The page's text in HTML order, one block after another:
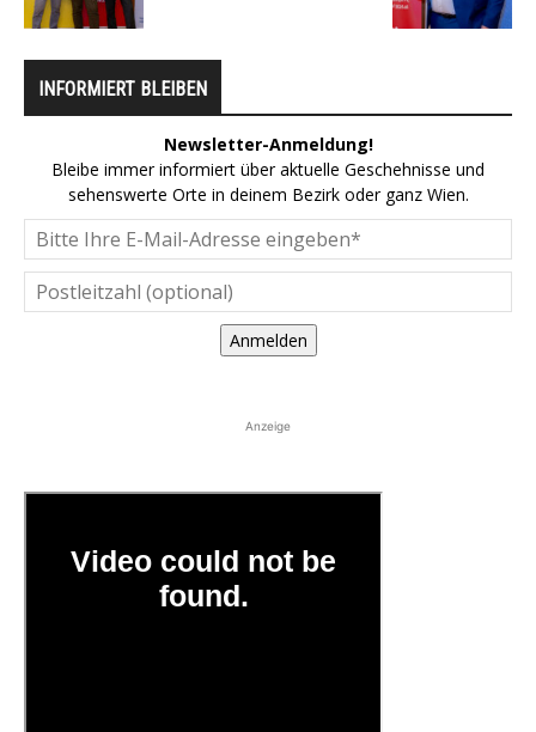
INFORMIERT BLEIBEN
Newsletter-Anmeldung!
Bleibe immer informiert über aktuelle Geschehnisse und
sehenswerte Orte in deinem Bezirk oder ganz Wien.
Anmelden
Anzeige